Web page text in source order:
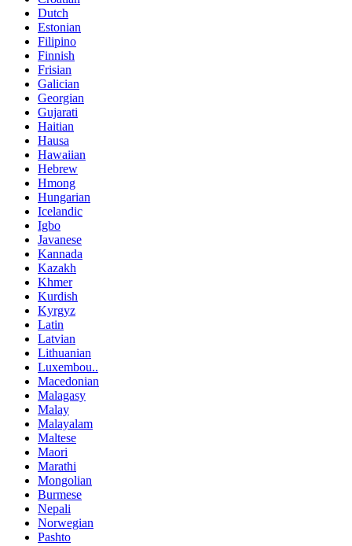
Dutch
Estonian
Filipino
Finnish
Frisian
Galician
Georgian
Gujarati
Haitian
Hausa
Hawaiian
Hebrew
Hmong
Hungarian
Icelandic
Igbo
Javanese
Kannada
Kazakh
Khmer
Kurdish
Kyrgyz
Latin
Latvian
Lithuanian
Luxembou..
Macedonian
Malagasy
Malay
Malayalam
Maltese
Maori
Marathi
Mongolian
Burmese
Nepali
Norwegian
Pashto